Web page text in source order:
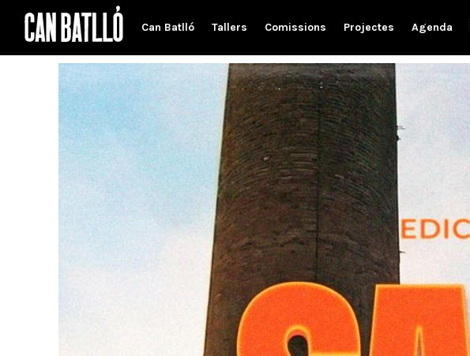
Can Batlló Tallers Comissions Projectes Agenda